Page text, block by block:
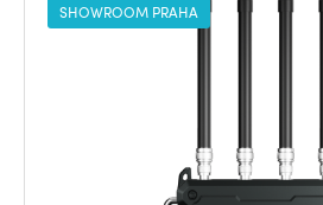
SHOWROOM PRAHA